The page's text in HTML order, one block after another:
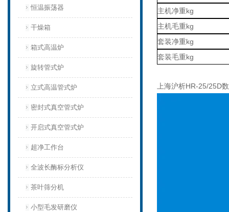
恒温振荡器
干燥箱
箱式高温炉
旋转管式炉
立式高温管式炉
密封式真空管式炉
开启式真空管式炉
超净工作台
全波长酶标分析仪
茶叶筛分机
小型毛发研磨仪
主机净重kg
主机毛重kg
套装净重kg
套装毛重kg
上海沪析HR-25/25D